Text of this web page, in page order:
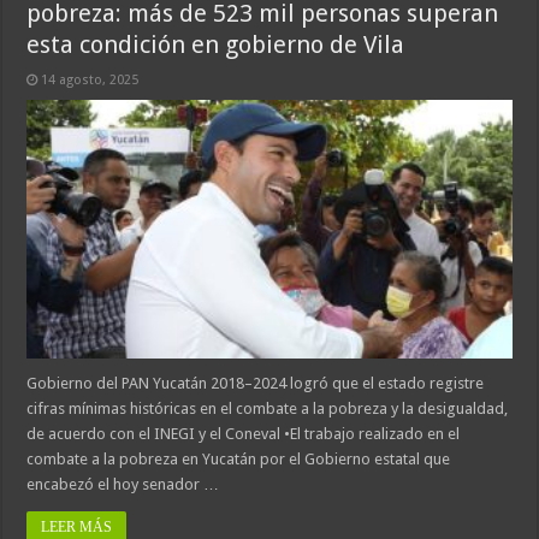
pobreza: más de 523 mil personas superan
esta condición en gobierno de Vila
14 agosto, 2025
Gobierno del PAN Yucatán 2018–2024 logró que el estado registre
cifras mínimas históricas en el combate a la pobreza y la desigualdad,
de acuerdo con el INEGI y el Coneval •El trabajo realizado en el
combate a la pobreza en Yucatán por el Gobierno estatal que
encabezó el hoy senador …
LEER MÁS